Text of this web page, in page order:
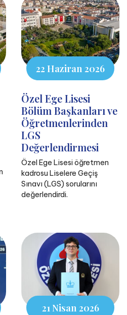
22 Haziran 2026
Özel Ege Lisesi
Bölüm Başkanları ve
Öğretmenlerinden
LGS
Değerlendirmesi
Özel Ege Lisesi öğretmen
kadrosu Liselere Geçiş
Sınavı (LGS) sorularını
değerlendirdi.
21 Nisan 2026